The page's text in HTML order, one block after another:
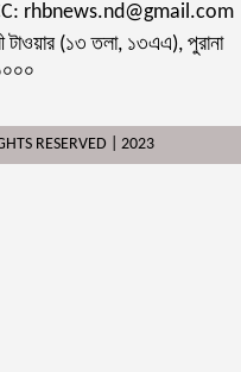
rhbnews.nd@gmail.com
টাওয়ার (১৩ তলা, ১৩এএ), পুরানা
RESERVED | 2023